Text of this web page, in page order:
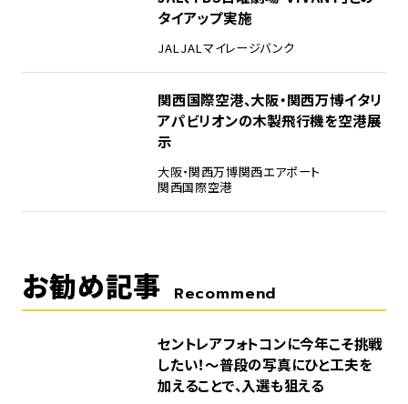
タイアップ実施
JALJALマイレージバンク
関西国際空港、大阪・関西万博イタリ
アパビリオンの木製飛行機を空港展
示
大阪・関西万博関西エアポート
関西国際空港
お勧め記事 Recommend
セントレアフォトコンに今年こそ挑戦
したい！～普段の写真にひと工夫を
加えることで、入選も狙える